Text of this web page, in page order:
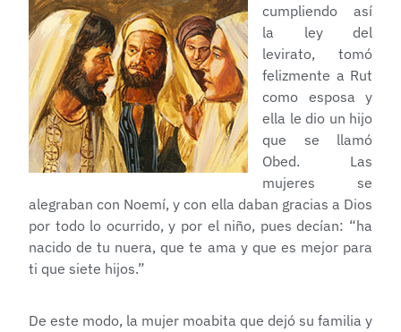
cumpliendo así
la ley del
levirato, tomó
felizmente a Rut
como esposa y
ella le dio un hijo
que se llamó
Obed. Las
mujeres se
alegraban con Noemí, y con ella daban gracias a Dios
por todo lo ocurrido, y por el niño, pues decían: “ha
nacido de tu nuera, que te ama y que es mejor para
ti que siete hijos.”
De este modo, la mujer moabita que dejó su familia y